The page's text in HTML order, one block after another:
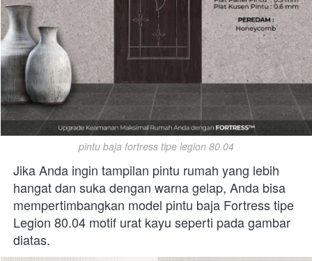
pintu baja fortress tipe legion 80.04
Jika Anda ingin tampilan pintu rumah yang lebih
hangat dan suka dengan warna gelap, Anda bisa
mempertimbangkan model pintu baja Fortress tipe
Legion 80.04 motif urat kayu seperti pada gambar
diatas.